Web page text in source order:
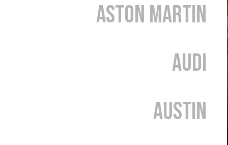
Aston Martin
Audi
Austin